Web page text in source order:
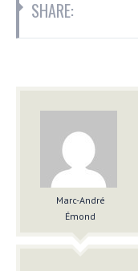
SHARE:
Marc-André
Émond